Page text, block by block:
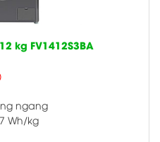
kg FV1412S3BA
ngang
Wh/kg